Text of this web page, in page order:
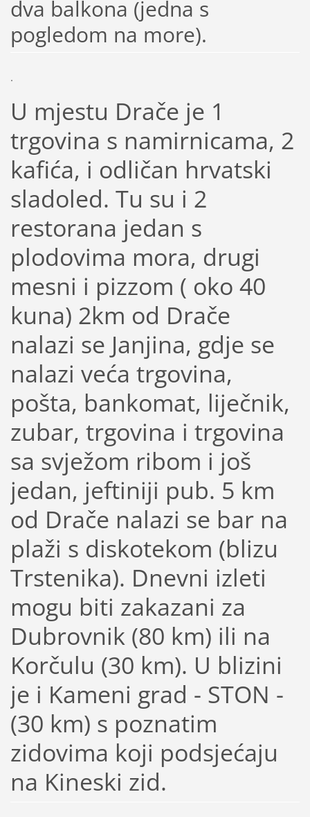
dva balkona (jedna s
pogledom na more).
.
U mjestu Drače je 1
trgovina s namirnicama, 2
kafića, i odličan hrvatski
sladoled. Tu su i 2
restorana jedan s
plodovima mora, drugi
mesni i pizzom ( oko 40
kuna) 2km od Drače
nalazi se Janjina, gdje se
nalazi veća trgovina,
pošta, bankomat, liječnik,
zubar, trgovina i trgovina
sa svježom ribom i još
jedan, jeftiniji pub. 5 km
od Drače nalazi se bar na
plaži s diskotekom (blizu
Trstenika). Dnevni izleti
mogu biti zakazani za
Dubrovnik (80 km) ili na
Korčulu (30 km). U blizini
je i Kameni grad - STON -
(30 km) s poznatim
zidovima koji podsjećaju
na Kineski zid.